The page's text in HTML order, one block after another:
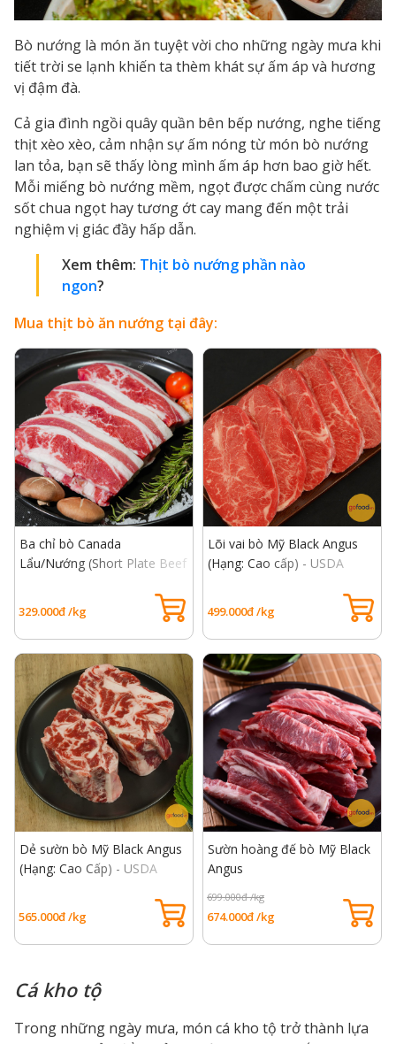
Bò nướng là món ăn tuyệt vời cho những ngày mưa khi
tiết trời se lạnh khiến ta thèm khát sự ấm áp và hương
vị đậm đà.
Cả gia đình ngồi quây quần bên bếp nướng, nghe tiếng
thịt xèo xèo, cảm nhận sự ấm nóng từ món bò nướng
lan tỏa, bạn sẽ thấy lòng mình ấm áp hơn bao giờ hết.
Mỗi miếng bò nướng mềm, ngọt được chấm cùng nước
sốt chua ngọt hay tương ớt cay mang đến một trải
nghiệm vị giác đầy hấp dẫn.
Xem thêm: Thịt bò nướng phần nào
ngon?
Mua thịt bò ăn nướng tại đây:
Ba chỉ bò Canada
Lẩu/Nướng (Short Plate Beef
329.000đ /kg
Lõi vai bò Mỹ Black Angus
(Hạng: Cao cấp) - USDA
499.000đ /kg
Dẻ sườn bò Mỹ Black Angus
(Hạng: Cao Cấp) - USDA
565.000đ /kg
Sườn hoàng đế bò Mỹ Black
Angus
699.000đ /kg
674.000đ /kg
Cá kho tộ
Trong những ngày mưa, món cá kho tộ trở thành lựa